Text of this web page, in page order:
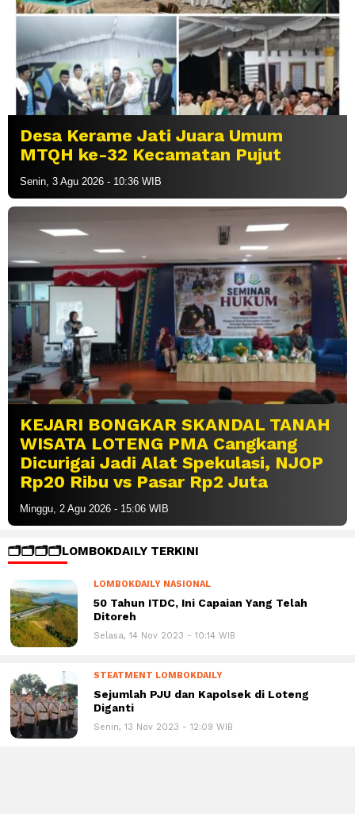
Desa Kerame Jati Juara Umum
MTQH ke-32 Kecamatan Pujut
Senin, 3 Agu 2026 - 10:36 WIB
KEJARI BONGKAR SKANDAL TANAH
WISATA LOTENG PMA Cangkang
Dicurigai Jadi Alat Spekulasi, NJOP
Rp20 Ribu vs Pasar Rp2 Juta
Minggu, 2 Agu 2026 - 15:06 WIB
🗂️🗂️🗂️🗂️LOMBOKDAILY TERKINI
LOMBOKDAILY NASIONAL
50 Tahun ITDC, Ini Capaian Yang Telah
Ditoreh
Selasa, 14 Nov 2023 - 10:14 WIB
STEATMENT LOMBOKDAILY
Sejumlah PJU dan Kapolsek di Loteng
Diganti
Senin, 13 Nov 2023 - 12:09 WIB